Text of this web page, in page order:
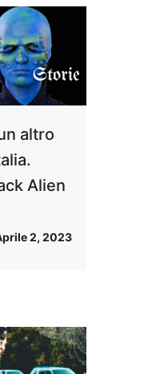
altro
Alien
2, 2023